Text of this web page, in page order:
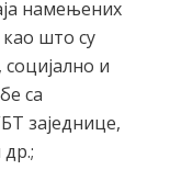
намењених
што су
и
са
заједнице,